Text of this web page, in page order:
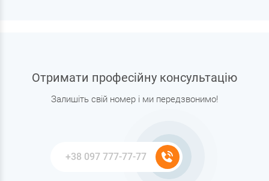
Отримати професійну консультацію
Залишіть свій номер і ми передзвонимо!